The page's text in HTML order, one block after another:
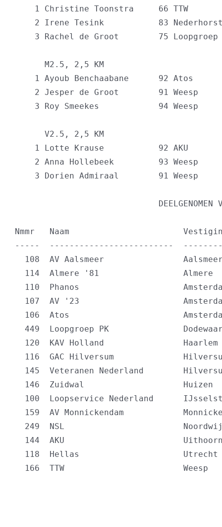
1 Christine Toonstra     66 TTW
2 Irene Tesink           83
3 Rachel de Groot        75 Loopgroep
      M2.5, 2,5 KM
1 Ayoub Benchaabane      92 Atos
2 Jesper de Groot        91 Weesp
3 Roy Smeekes            94 Weesp
      V2.5, 2,5 KM
1 Lotte Krause           92 AKU
2 Anna Hollebeek         93 Weesp
3 Dorien Admiraal        91 Weesp
Nmmr   Naam
-----  -------------------------
108  AV Aalsmeer
114  Almere '81                 Almere
110  Phanos
107  AV '23
106  Atos
449  Loopgroep PK
120  KAV Holland
116  GAC Hilversum
145  Veteranen Nederland
146  Zuidwal                    Huizen
100  Loopservice Nederland
159  AV Monnickendam
249  NSL
144  AKU
118  Hellas
166  TTW                        Weesp